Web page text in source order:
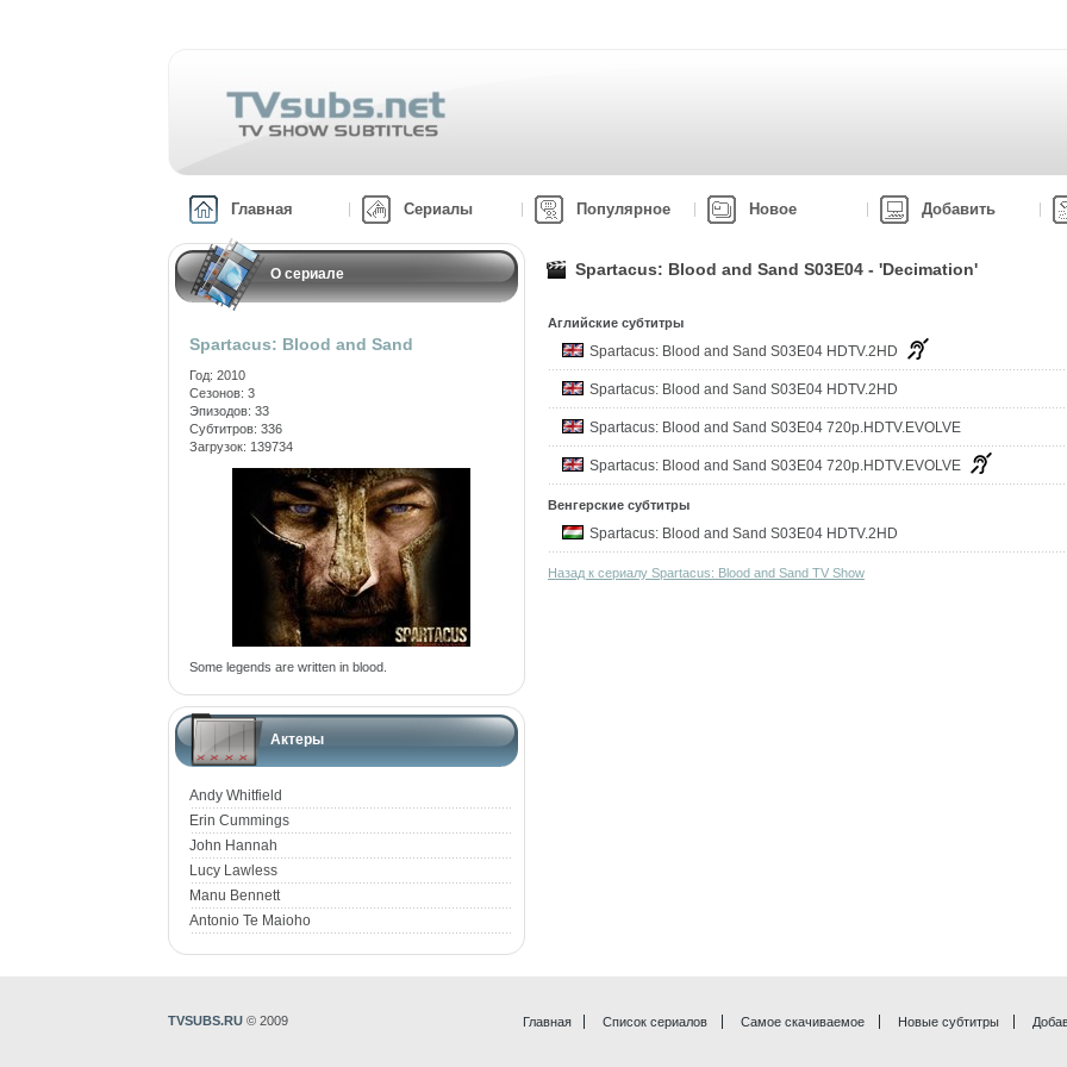
Главная Сериалы Популярное Новое Добавить
О сериале
Spartacus: Blood and Sand
Год: 2010
Сезонов: 3
Эпизодов: 33
Субтитров: 336
Загрузок: 139734
Some legends are written in blood.
Актеры
Andy Whitfield
Erin Cummings
John Hannah
Lucy Lawless
Manu Bennett
Antonio Te Maioho
Spartacus: Blood and Sand S03E04 - 'Decimation'
Аглийские субтитры
Spartacus: Blood and Sand S03E04 HDTV.2HD
Spartacus: Blood and Sand S03E04 HDTV.2HD
Spartacus: Blood and Sand S03E04 720p.HDTV.EVOLVE
Spartacus: Blood and Sand S03E04 720p.HDTV.EVOLVE
Венгерские субтитры
Spartacus: Blood and Sand S03E04 HDTV.2HD
Назад к сериалу Spartacus: Blood and Sand TV Show
Главная Список сериалов Самое скачиваемое Новые субтитры
TVSUBS.RU © 2009